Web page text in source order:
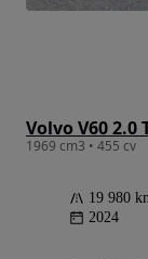
Volvo V60 2.0
1969 cm3 • 455 cv
19 980
2024